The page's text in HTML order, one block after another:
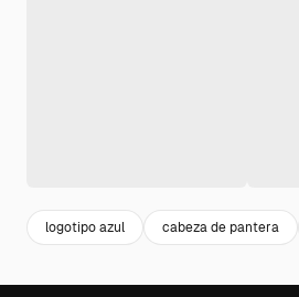
logotipo azul cabeza de pantera